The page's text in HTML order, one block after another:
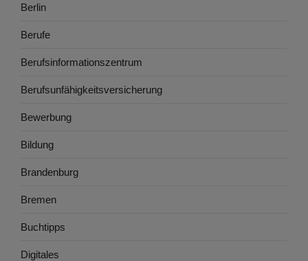
Berlin
Berufe
Berufsinformationszentrum
Berufsunfähigkeitsversicherung
Bewerbung
Bildung
Brandenburg
Bremen
Buchtipps
Digitales